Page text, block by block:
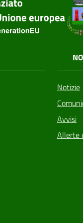
Notizie
Avvisi
Allerte